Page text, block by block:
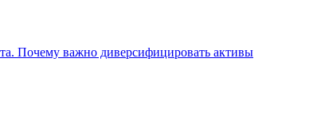
Почему важно диверсифицировать активы